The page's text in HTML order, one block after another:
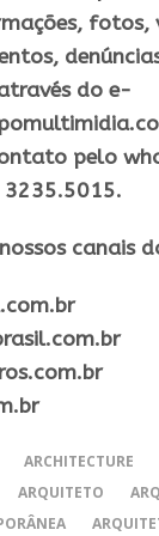
fotos,
do e-
pelo
canais
ARCHITECTURE
ARQUITETO